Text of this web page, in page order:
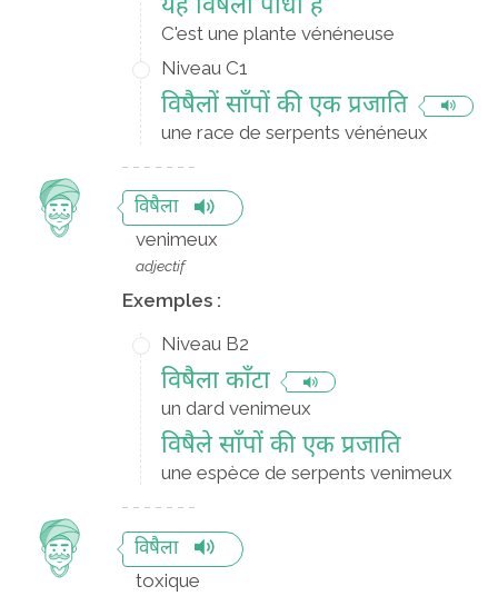
यह विषैला पौधा है
C'est une plante vénéneuse
Niveau C1
विषैलों साँपों की एक प्रजाति
une race de serpents vénéneux
विषैला
venimeux
adjectif
Exemples :
Niveau B2
विषैला काँटा
un dard venimeux
विषैले साँपों की एक प्रजाति
une espèce de serpents venimeux
विषैला
toxique